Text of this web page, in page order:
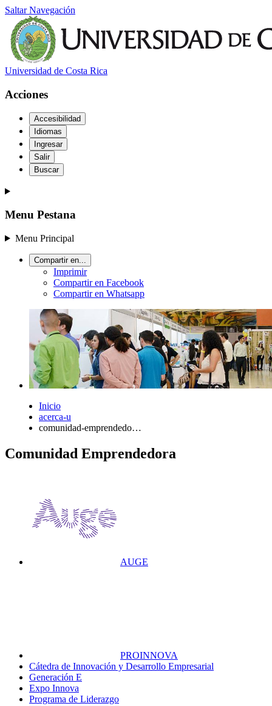
Saltar Navegación
Universidad de Costa Rica
Acciones
Accesibilidad
Idiomas
Ingresar
Salir
Buscar
Menu Pestana
Menu Principal
Compartir en...
Imprimir
Compartir en Facebook
Compartir en Whatsapp
Inicio
acerca-u
comunidad-emprendedo…
Comunidad Emprendedora
AUGE
PROINNOVA
Cátedra de Innovación y Desarrollo Empresarial
Generación E
Expo Innova
Programa de Liderazgo